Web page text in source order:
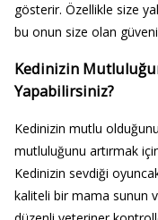
gösterir. Özellikle size
bu onun size olan
Kedinizin
Yapabilirsiniz?
Kedinizin mutlu
mutluluğunu artırmak
Kedinizin sevdiği
kaliteli bir mama sunun